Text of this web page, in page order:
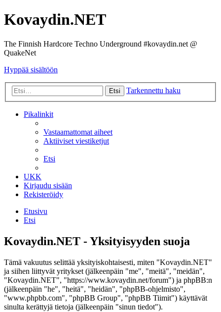
Kovaydin.NET
The Finnish Hardcore Techno Underground #kovaydin.net @
QuakeNet
Hyppää sisältöön
Etsi Tarkennettu haku
Pikalinkit
Vastaamattomat aiheet
Aktiiviset viestiketjut
Etsi
UKK
Kirjaudu sisään
Rekisteröidy
Etusivu
Etsi
Kovaydin.NET - Yksityisyyden suoja
Tämä vakuutus selittää yksityiskohtaisesti, miten "Kovaydin.NET"
ja siihen liittyvät yritykset (jälkeenpäin "me", "meitä", "meidän",
"Kovaydin.NET", "https://www.kovaydin.net/forum") ja phpBB:n
(jälkeenpäin "he", "heitä", "heidän", "phpBB-ohjelmisto",
"www.phpbb.com", "phpBB Group", "phpBB Tiimit") käyttävät
sinulta kerättyjä tietoja (jälkeenpäin "sinun tiedot").